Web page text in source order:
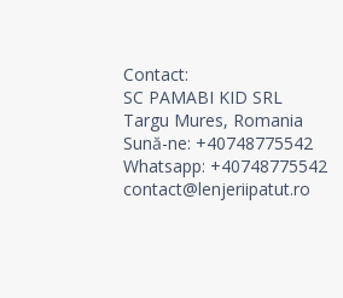
Contact:
SC PAMABI KID SRL
Targu Mures, Romania
Sună-ne: +40748775542
Whatsapp: +40748775542
contact@lenjeriipatut.ro